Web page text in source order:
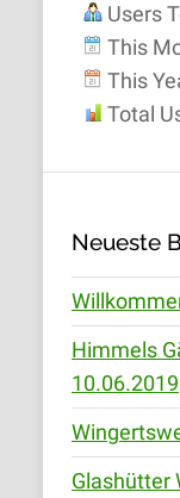
Users
This
This
Total
Neueste
Himmels
10.06.2019
Glashütter